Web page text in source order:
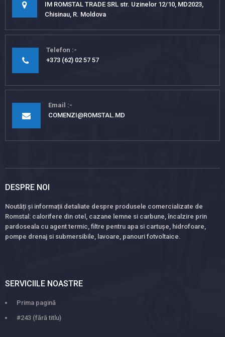
IM ROMSTAL TRADE SRL str. Uzinelor 12/10, MD2023,
Chisinau, R. Moldova
Telefon
+373 (62) 02 57 57
Email
COMENZI@ROMSTAL.MD
DESPRE NOI
Noutăți și informații detaliate despre produsele comercializate de
Romstal: calorifere din otel, cazane lemne si carbune, încalzire prin
pardoseala cu agent termic, filtre pentru apa si cartușe, hidrofoare,
pompe drenaj si submersibile, lavoare, panouri fotvoltaice.
SERVICIILE NOASTRE
Prima pagină
#243 (fără titlu)